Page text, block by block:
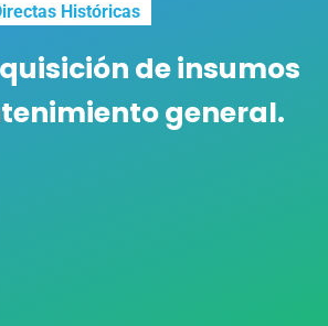
Históricas
de insumos
general.